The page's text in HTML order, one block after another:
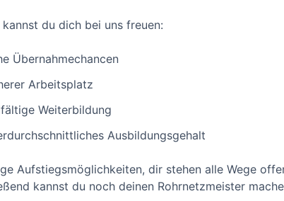
du dich bei uns freuen:
Übernahmechancen
Arbeitsplatz
Weiterbildung
Ausbildungsgehalt
Aufstiegsmöglichkeiten, dir stehen alle Wege
kannst du noch deinen Rohrnetzmeister